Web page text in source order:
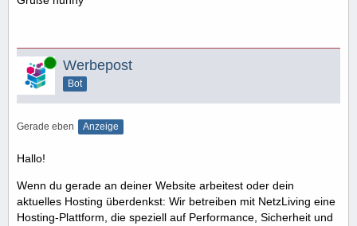
Online Werbepost
Bot
Gerade eben Anzeige
Hallo!
Wenn du gerade an deiner Website arbeitest oder dein
aktuelles Hosting überdenkst: Wir betreiben mit NetzLiving eine
Hosting-Plattform, die speziell auf Performance, Sicherheit und